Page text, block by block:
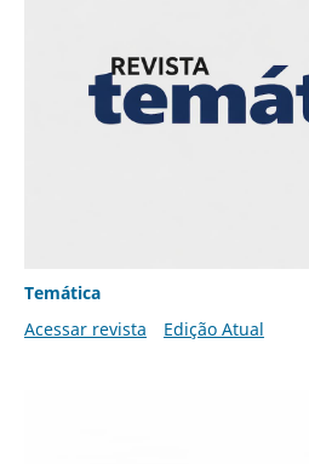
Temática
Acessar revista
Edição Atual